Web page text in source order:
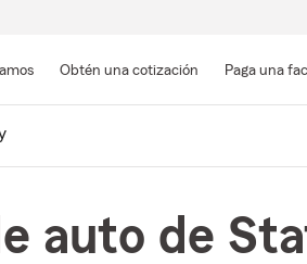
contenido
Obtén una cotización Paga una
auto de